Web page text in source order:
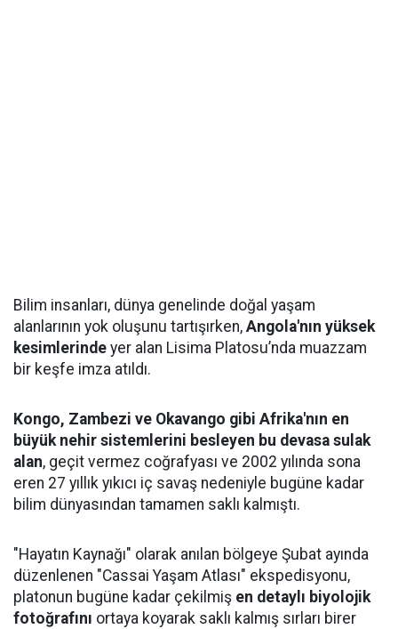
Bilim insanları, dünya genelinde doğal yaşam
alanlarının yok oluşunu tartışırken, Angola'nın yüksek
kesimlerinde yer alan Lisima Platosu’nda muazzam
bir keşfe imza atıldı.
Kongo, Zambezi ve Okavango gibi Afrika'nın en
büyük nehir sistemlerini besleyen bu devasa sulak
alan, geçit vermez coğrafyası ve 2002 yılında sona
eren 27 yıllık yıkıcı iç savaş nedeniyle bugüne kadar
bilim dünyasından tamamen saklı kalmıştı.
"Hayatın Kaynağı" olarak anılan bölgeye Şubat ayında
düzenlenen "Cassai Yaşam Atlası" ekspedisyonu,
platonun bugüne kadar çekilmiş en detaylı biyolojik
fotoğrafını ortaya koyarak saklı kalmış sırları birer